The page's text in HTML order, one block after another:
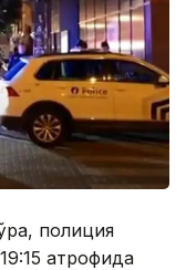
полиция
атрофида